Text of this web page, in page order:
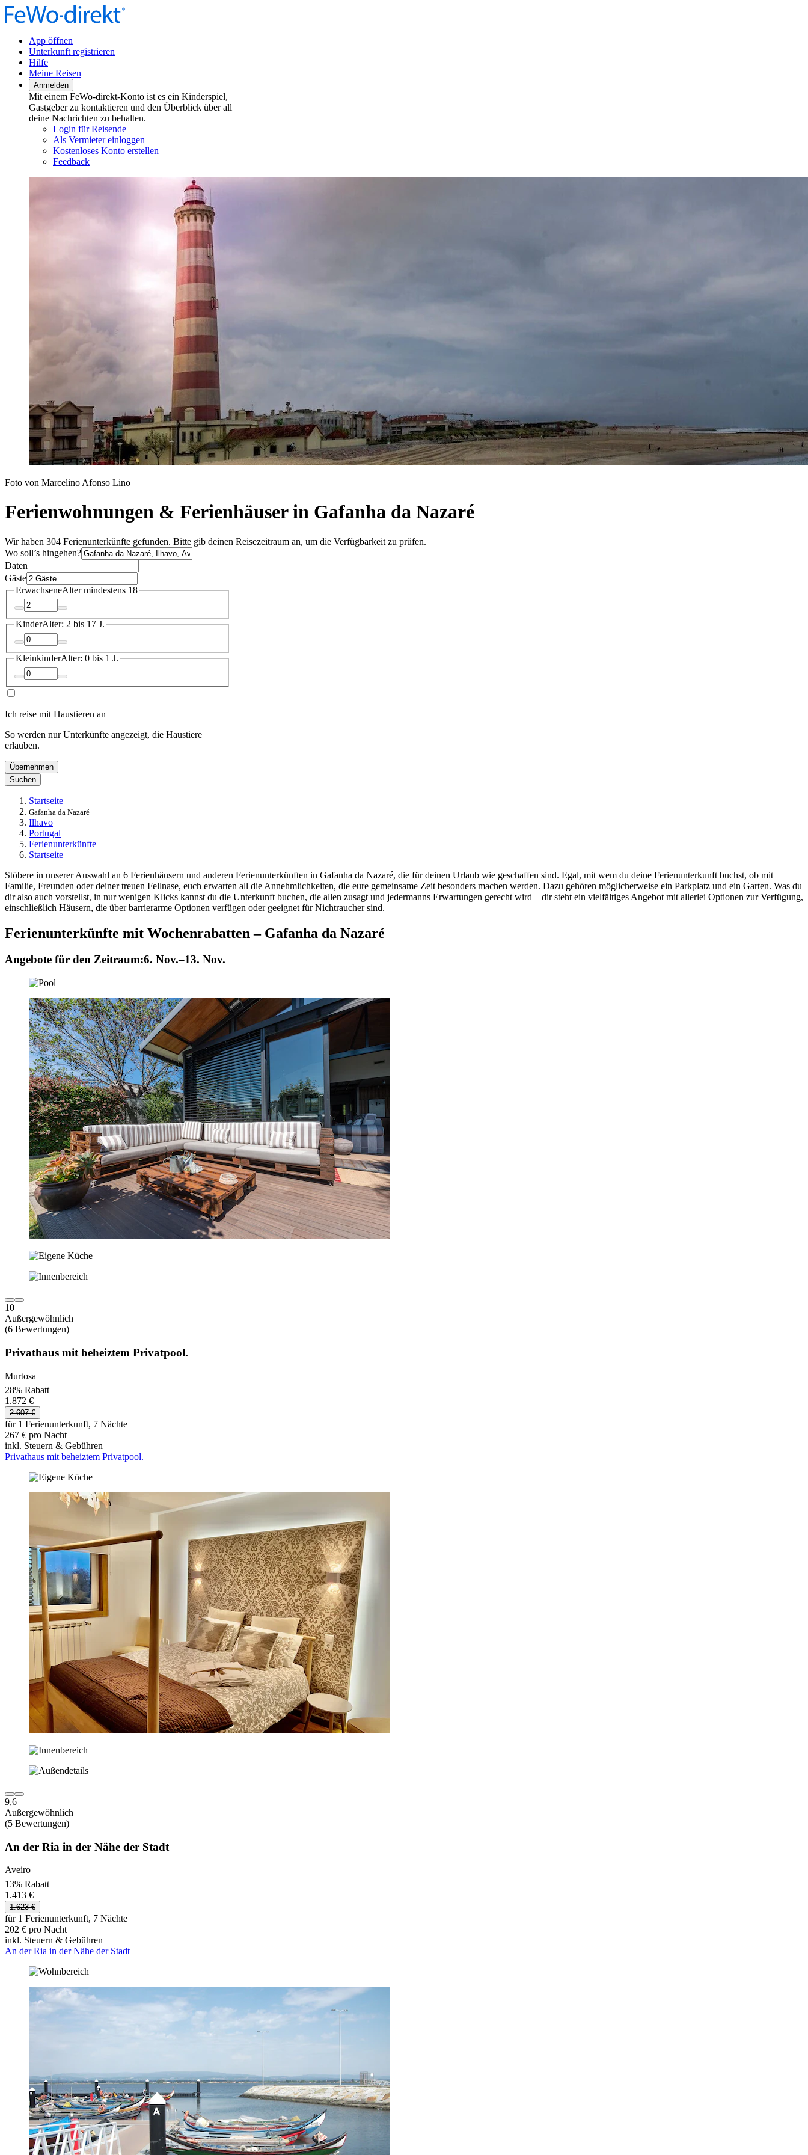
App öffnen
Unterkunft registrieren
Hilfe
Meine Reisen
Anmelden
Mit einem FeWo-direkt-Konto ist es ein Kinderspiel,
Gastgeber zu kontaktieren und den Überblick über all
deine Nachrichten zu behalten.
Login für Reisende
Als Vermieter einloggen
Kostenloses Konto erstellen
Feedback
Foto von Marcelino Afonso Lino
Ferienwohnungen & Ferienhäuser in Gafanha da Nazaré
Wir haben 304 Ferienunterkünfte gefunden. Bitte gib deinen Reisezeitraum an, um die Verfügbarkeit zu prüfen.
Wo soll’s hingehen?
Daten
Gäste
ErwachseneAlter mindestens 18
KinderAlter: 2 bis 17 J.
KleinkinderAlter: 0 bis 1 J.
Ich reise mit Haustieren an
So werden nur Unterkünfte angezeigt, die Haustiere
erlauben.
Übernehmen
Suchen
Startseite
Gafanha da Nazaré
Ilhavo
Portugal
Ferienunterkünfte
Startseite
Stöbere in unserer Auswahl an 6 Ferienhäusern und anderen Ferienunterkünften in Gafanha da Nazaré, die für deinen Urlaub wie geschaffen sind. Egal, mit wem du deine Ferienunterkunft buchst, ob mit
Familie, Freunden oder deiner treuen Fellnase, euch erwarten all die Annehmlichkeiten, die eure gemeinsame Zeit besonders machen werden. Dazu gehören möglicherweise ein Parkplatz und ein Garten. Was du
dir also auch vorstellst, in nur wenigen Klicks kannst du die Unterkunft buchen, die allen zusagt und jedermanns Erwartungen gerecht wird – dir steht ein vielfältiges Angebot mit allerlei Optionen zur Verfügung,
einschließlich Häusern, die über barrierarme Optionen verfügen oder geeignet für Nichtraucher sind.
Ferienunterkünfte mit Wochenrabatten – Gafanha da Nazaré
Angebote für den Zeitraum:6. Nov.–13. Nov.
10
Außergewöhnlich
(6 Bewertungen)
Privathaus mit beheiztem Privatpool.
Murtosa
28% Rabatt
1.872 €
2.607 €
für 1 Ferienunterkunft, 7 Nächte
267 € pro Nacht
inkl. Steuern & Gebühren
Privathaus mit beheiztem Privatpool.
9,6
Außergewöhnlich
(5 Bewertungen)
An der Ria in der Nähe der Stadt
Aveiro
13% Rabatt
1.413 €
1.623 €
für 1 Ferienunterkunft, 7 Nächte
202 € pro Nacht
inkl. Steuern & Gebühren
An der Ria in der Nähe der Stadt